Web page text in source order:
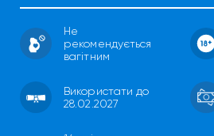
Не
рекомендується
вагітним
Використати до
28.02.2027